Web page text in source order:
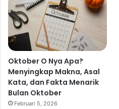
Oktober O Nya Apa?
Menyingkap Makna, Asal
Kata, dan Fakta Menarik
Bulan Oktober
Februari 5, 2026